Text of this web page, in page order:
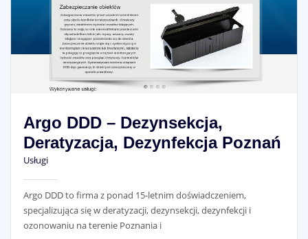
Argo DDD – Dezynsekcja,
Deratyzacja, Dezynfekcja Poznań
Usługi
Argo DDD to firma z ponad 15-letnim doświadczeniem,
specjalizująca się w deratyzacji, dezynsekcji, dezynfekcji i
ozonowaniu na terenie Poznania i